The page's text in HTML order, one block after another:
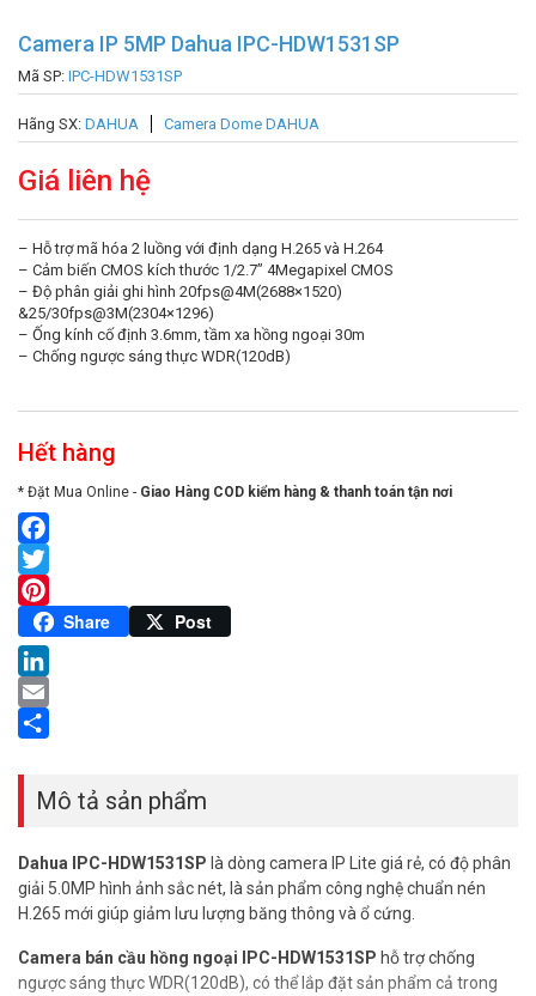
Camera IP 5MP Dahua IPC-HDW1531SP
Mã SP: IPC-HDW1531SP
Hãng SX: DAHUA Camera Dome DAHUA
Giá liên hệ
– Hỗ trợ mã hóa 2 luồng với định dạng H.265 và H.264
– Cảm biến CMOS kích thước 1/2.7” 4Megapixel CMOS
– Độ phân giải ghi hình 20fps@4M(2688×1520)
&25/30fps@3M(2304×1296)
– Ống kính cố định 3.6mm, tầm xa hồng ngoại 30m
– Chống ngược sáng thực WDR(120dB)
Hết hàng
* Đặt Mua Online - Giao Hàng COD kiểm hàng & thanh toán tận nơi
Facebook
Twitter
Pinterest
Share Post
LinkedIn
Email
Mô tả sản phẩm
Dahua IPC-HDW1531SP là dòng camera IP Lite giá rẻ, có độ phân
giải 5.0MP hình ảnh sắc nét, là sản phẩm công nghệ chuẩn nén
H.265 mới giúp giảm lưu lượng băng thông và ổ cứng.
Camera bán cầu hồng ngoại IPC-HDW1531SP hỗ trợ chống
ngược sáng thực WDR(120dB), có thể lắp đặt sản phẩm cả trong